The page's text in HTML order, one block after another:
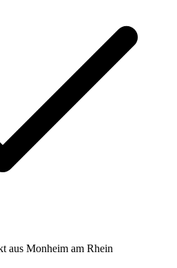
aus Monheim am Rhein